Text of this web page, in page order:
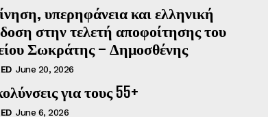
υπερηφάνεια και ελληνική
στην τελετή αποφοίτησης του
Σωκράτης – Δημοσθένης
June 20, 2026
για τους 55+
June 6, 2026